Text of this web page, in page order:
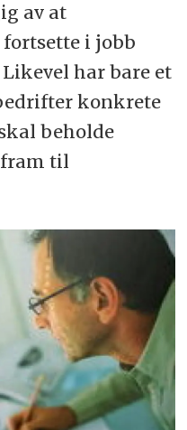
av at
i jobb
har bare et
konkrete
beholde
fram til